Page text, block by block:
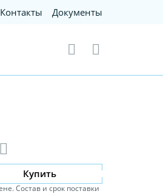
Контакты Документы
Купить
Состав и срок поставки